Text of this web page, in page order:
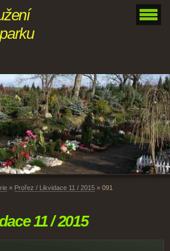
» Prořez / Likvidace 11 / 2015 » 091
11 / 2015